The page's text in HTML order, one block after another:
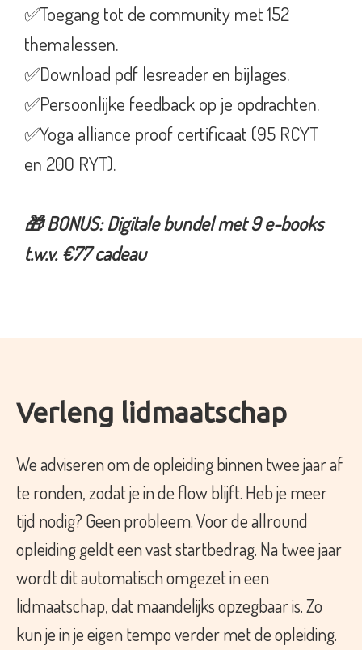
✅Toegang tot de community met 152
themalessen.
✅Download pdf lesreader en bijlages.
✅Persoonlijke feedback op je opdrachten.
✅Yoga alliance proof certificaat (95 RCYT
en 200 RYT).
🎁 BONUS: Digitale bundel met 9 e-books
t.w.v. €77 cadeau
Verleng lidmaatschap
We adviseren om de opleiding binnen twee jaar af
te ronden, zodat je in de flow blijft. Heb je meer
tijd nodig? Geen probleem. Voor de allround
opleiding geldt een vast startbedrag. Na twee jaar
wordt dit automatisch omgezet in een
lidmaatschap, dat maandelijks opzegbaar is. Zo
kun je in je eigen tempo verder met de opleiding.